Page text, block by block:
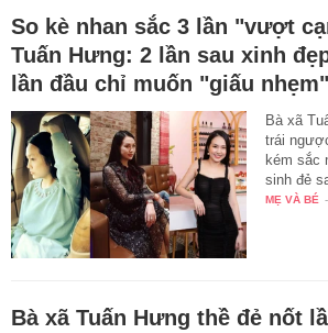
So kè nhan sắc 3 lần "vượt
Tuấn Hưng: 2 lần sau xinh
lần đầu chỉ muốn "giấu nhẹm"
Bà xã
trái
kém sắc
sinh đẻ
MẸ VÀ BÉ -
Bà xã Tuấn Hưng thề đẻ nốt